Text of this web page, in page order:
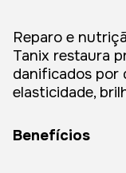
Reparo e
Tanix restaura
danificados por
elasticidade,
Benefícios